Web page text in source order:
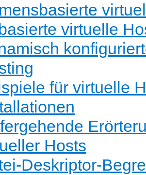
virtuelle
für virtuelle
Hosts
Deskriptor-